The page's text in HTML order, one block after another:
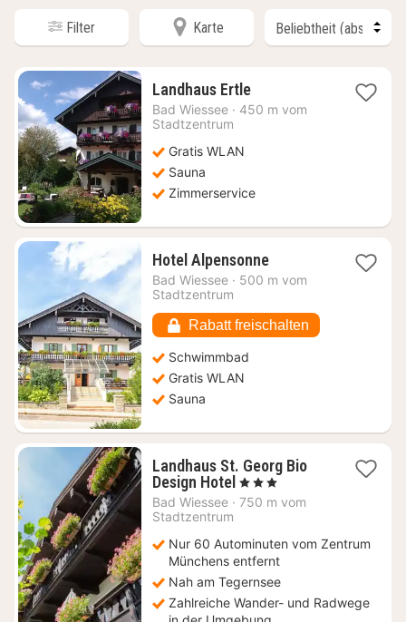
Filter Karte
Landhaus Ertle1
Nacht
Bad Wiessee · 450 m vom
Stadtzentrum
Gratis WLAN
Sauna
Zimmerservice
Hotel Alpensonne1
Nacht
€
Bad Wiessee · 500 m vom
Stadtzentrum
Rabatt freischalten
Schwimmbad
Gratis WLAN
Sauna
Landhaus St. Georg Bio
Design Hotel 1
Nacht
€
, 3 Sterne
Bad Wiessee · 750 m vom
Stadtzentrum
Nur 60 Autominuten vom Zentrum
Münchens entfernt
Nah am Tegernsee
Zahlreiche Wander- und Radwege